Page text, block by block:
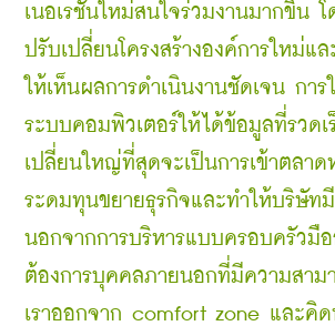
เนอเรชั่นใหม่สนใจร่วมงานมากขึ้น โ
ปรับเปลี่ยนโครงสร้างองค์การใหม่แ
ให้เห็นผลการดำเนินงานชัดเจน การ
ระบบคอมพิวเตอร์ให้ได้ข้อมูลที่รวด
เปลี่ยนใหญ่ที่สุดจะเป็นการเข้าตลา
ระดมทุนขยายธุรกิจและทำให้บริษัท
นอกจากการบริหารแบบครอบครัวมือ
ต้องการบุคคลภายนอกที่มีความสามา
เราออกจาก comfort zone และคิ